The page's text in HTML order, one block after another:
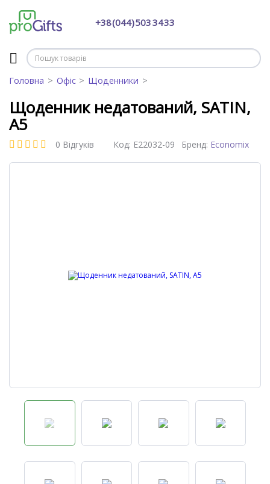
+38 (044) 503 34 33
Головна Офіс Щоденники
Щоденник недатований, SATIN,
А5
0 Відгуків Бренд: Economix
Код: E22032-09